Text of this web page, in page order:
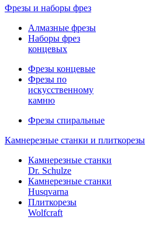
Фрезы и наборы фрез
Алмазные фрезы
Наборы фрез
концевых
Фрезы концевые
Фрезы по
искусственному
камню
Фрезы спиральные
Камнерезные станки и плиткорезы
Камнерезные станки
Dr. Schulze
Камнерезные станки
Husqvarna
Плиткорезы
Wolfcraft